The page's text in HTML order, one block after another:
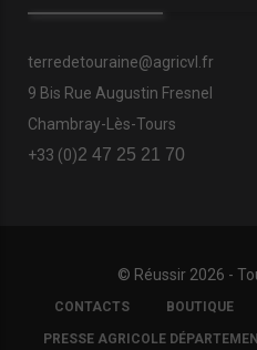
terredetouraine@agricvl.fr
9 Bis Rue Augustin Fresnel
Chambray-Lès-Tours
+33 (0)2 47 25 21 70
© Réussir 2026 -
FOOTER
COPYRIGHT
CONTACTS BOUTIQUE
PRESSE AGRICOLE